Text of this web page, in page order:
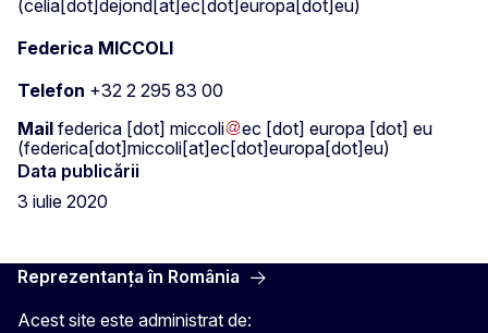
(celia[dot]dejond[at]ec[dot]europa[dot]eu)
Federica MICCOLI
Telefon +32 2 295 83 00
Mail federica [dot] miccoli ec [dot] europa [dot] eu
(federica[dot]miccoli[at]ec[dot]europa[dot]eu)
Data publicării
3 iulie 2020
Reprezentanța în România
Acest site este administrat de: